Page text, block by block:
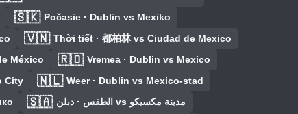
🇸🇰 Počasie · Dublin vs Mexiko
🇻🇳 Thời tiết · 都柏林 vs Ciudad de Mexico
México 🇷🇴 Vremea · Dublin vs Mexico
City 🇳🇱 Weer · Dublin vs Mexico-stad
🇸🇦 الطقس · دبلن vs مدينة مكسيكو